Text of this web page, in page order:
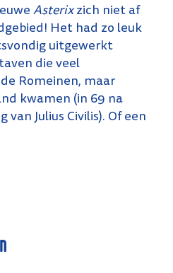
Asterixzich niet af
Het had zo leuk
uitgewerkt
die veel
Romeinen, maar
kwamen (in 69 na
Julius Civilis). Of een